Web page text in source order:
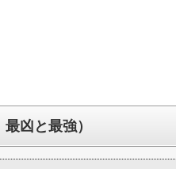
凶と最強）